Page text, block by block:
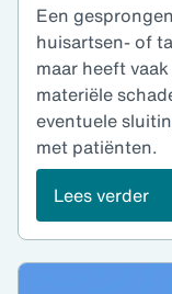
Een
huisartsen- of
maar heeft
materiële
eventuele
met patiënten.
Lees verder